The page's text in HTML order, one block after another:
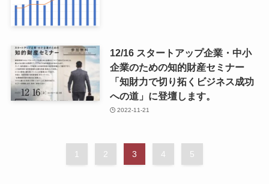
12/16 スタートアップ企業・中小
企業のための知的財産セミナー
「知財力で切り拓くビジネス成功
への道」に登壇します。
2022-11-21
1 2 3 4 5